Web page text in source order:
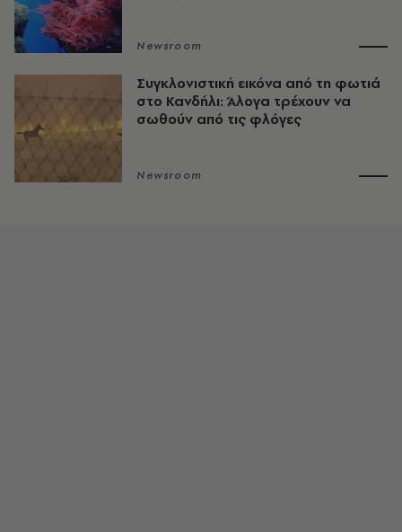
Newsroom
Συγκλονιστική εικόνα από τη φωτιά
στο Κανδήλι: Άλογα τρέχουν να
σωθούν από τις φλόγες
Newsroom